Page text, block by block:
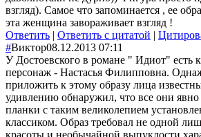
взгляд). Самое что запоминается , ее
эта женщина завораживает взгляд !
Ответить | Ответить с цитатой |
#Виктор08.12.2013 07:11
У Достоевского в романе " Идиот" есть
персонаж - Настасья Филипповна.
приложить к этому образу лица
удивлению обнаружил, что все они явно
планки с таким великолепием
классиком. Образ требовал не одной
красоты и необычайной выпуклости